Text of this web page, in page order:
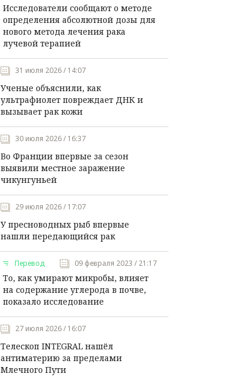
Исследователи сообщают о методе
определения абсолютной дозы для
нового метода лечения рака
лучевой терапией
31 июля 2026 / 14:07
Ученые объяснили, как
ультрафиолет повреждает ДНК и
вызывает рак кожи
30 июля 2026 / 16:37
Во Франции впервые за сезон
выявили местное заражение
чикунгуньей
29 июля 2026 / 17:07
У пресноводных рыб впервые
нашли передающийся рак
Перевод 09 февраля 2023 / 21:17
То, как умирают микробы, влияет
на содержание углерода в почве,
показало исследование
27 июля 2026 / 16:07
Телескоп INTEGRAL нашёл
антиматерию за пределами
Млечного Пути